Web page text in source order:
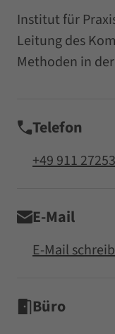
Institut für
Leitung des
Methoden in
Telefon
+49 911
E-Mail
E-Mail
Büro